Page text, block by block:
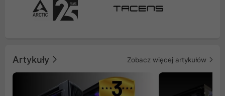
Artykuły Zobacz więcej artykułów